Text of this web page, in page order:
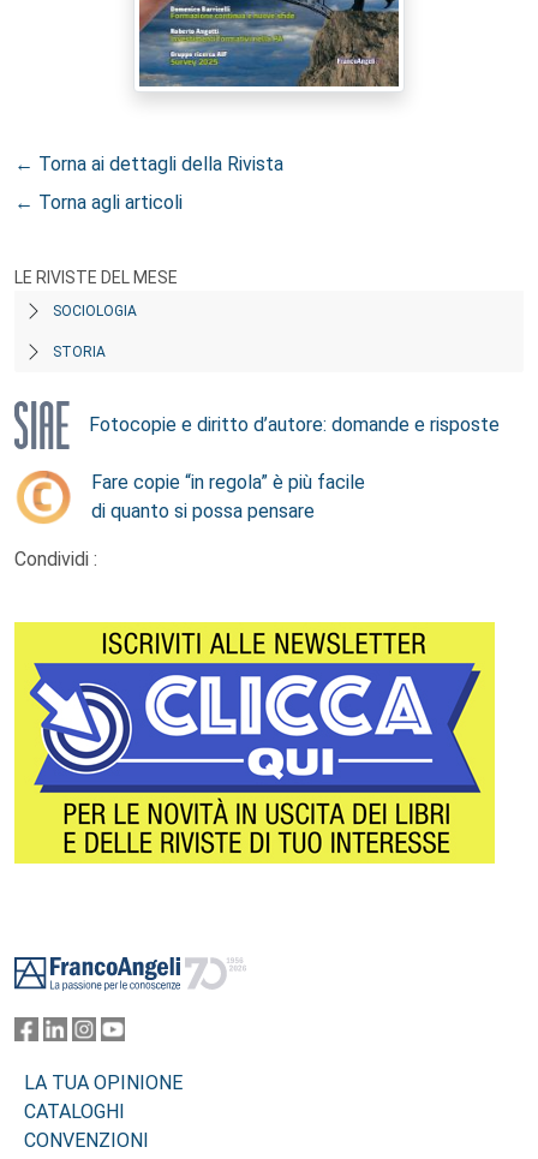
← Torna ai dettagli della Rivista
← Torna agli articoli
LE RIVISTE DEL MESE
SOCIOLOGIA
STORIA
Fotocopie e diritto d’autore: domande e risposte
Fare copie “in regola” è più facile
di quanto si possa pensare
Condividi :
LA TUA OPINIONE
CATALOGHI
CONVENZIONI